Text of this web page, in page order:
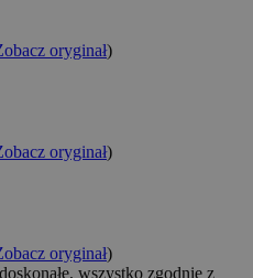
oryginał)
oryginał)
oryginał)
wszystko zgodnie z